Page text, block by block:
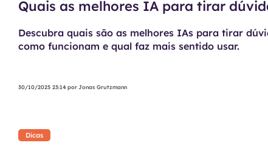
Quais as melhores IA para tirar
Descubra quais são as melhores IAs para tirar
como funcionam e qual faz mais sentido usar.
30/10/2025 23:14porJonas Grutzmann
Dicas